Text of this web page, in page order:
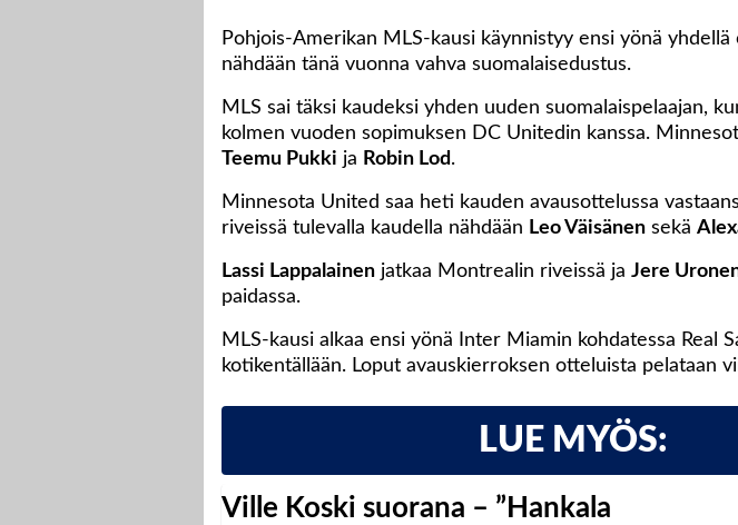
Pohjois-Amerikan MLS-kausi käynnistyy ensi yönä yhdellä
nähdään tänä vuonna vahva suomalaisedustus.
MLS sai täksi kaudeksi yhden uuden suomalaispelaajan,
kolmen vuoden sopimuksen DC Unitedin kanssa.
Teemu Pukki ja Robin Lod.
Minnesota United saa heti kauden avausottelussa
riveissä tulevalla kaudella nähdään Leo Väisänen sekä
Lassi Lappalainen jatkaa Montrealin riveissä ja Jere
paidassa.
MLS-kausi alkaa ensi yönä Inter Miamin kohdatessa Real
kotikentällään. Loput avauskierroksen otteluista pelataan
LUE MYÖS:
Ville Koski suorana – ”Hankala